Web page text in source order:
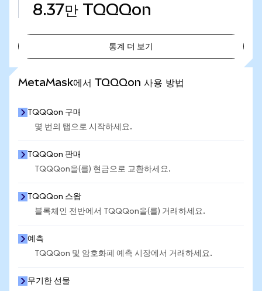
8.37만 TQQQon
통계 더 보기
MetaMask에서 TQQQon 사용 방법
TQQQon 구매
몇 번의 탭으로 시작하세요.
TQQQon 판매
TQQQon을(를) 현금으로 교환하세요.
TQQQon 스왑
블록체인 전반에서 TQQQon을(를) 거래하세요.
예측
TQQQon 및 암호화폐 예측 시장에서 거래하세요.
무기한 선물